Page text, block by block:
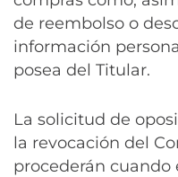
de reembolso o
información
posea del Titular.
La solicitud de
la revocación del
procederán cuando